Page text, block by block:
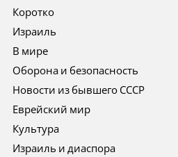
Коротко
Израиль
В мире
Оборона и безопасность
Новости из бывшего СССР
Еврейский мир
Культура
Израиль и диаспора